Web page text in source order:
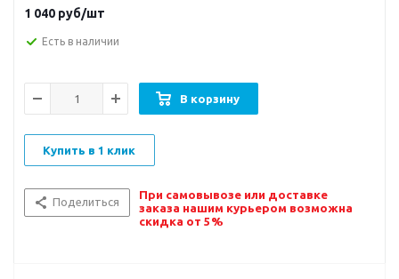
1 040 руб/шт
Есть в наличии
В корзину
Купить в 1 клик
Поделиться
При самовывозе или доставке
заказа нашим курьером возможна
скидка от 5%